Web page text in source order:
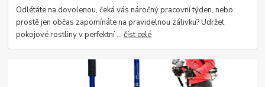
Odlétáte na dovolenou, čeká vás náročný pracovní týden, nebo
prostě jen občas zapomínáte na pravidelnou zálivku? Udržet
pokojové rostliny v perfektní ...číst celé